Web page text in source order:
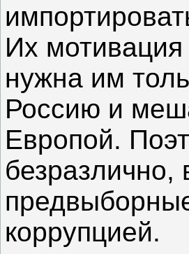
Их мотивация
нужна им
Россию и
Европой.
коррупцией.